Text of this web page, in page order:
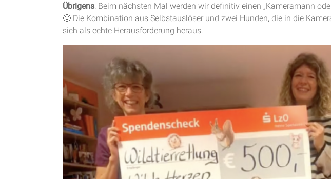
Übrigens: Beim nächsten Mal werden wir definitiv einen „Kameramann
🙂 Die Kombination aus Selbstauslöser und zwei Hunden, die in die
sich als echte Herausforderung heraus.